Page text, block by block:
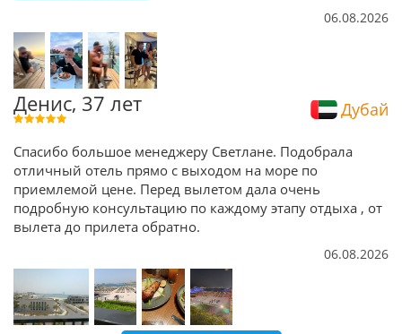
06.08.2026
Денис, 37 лет Дубай
Спасибо большое менеджеру Светлане. Подобрала
отличный отель прямо с выходом на море по
приемлемой цене. Перед вылетом дала очень
подробную консультацию по каждому этапу отдыха , от
вылета до прилета обратно.
06.08.2026